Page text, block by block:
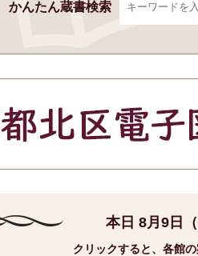
かんたん蔵書検索
本日 8月9日（
クリックすると、各館